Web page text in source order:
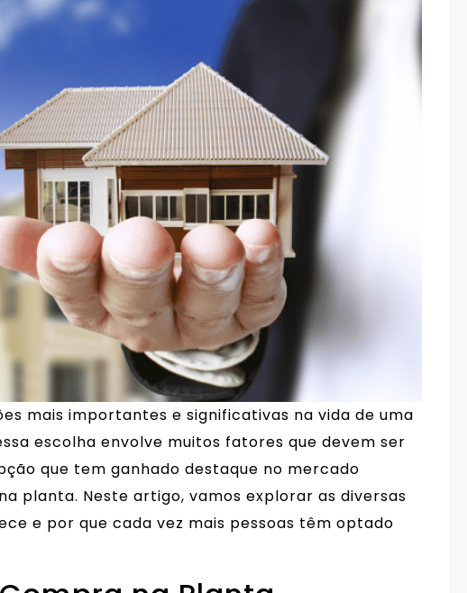
mais importantes e significativas na vida de uma
escolha envolve muitos fatores que devem ser
que tem ganhado destaque no mercado
planta. Neste artigo, vamos explorar as diversas
e por que cada vez mais pessoas têm optado